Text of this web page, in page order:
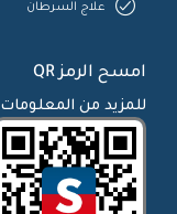
علاج السرطان
امسح الرمز QR
للمزيد من المعلومات